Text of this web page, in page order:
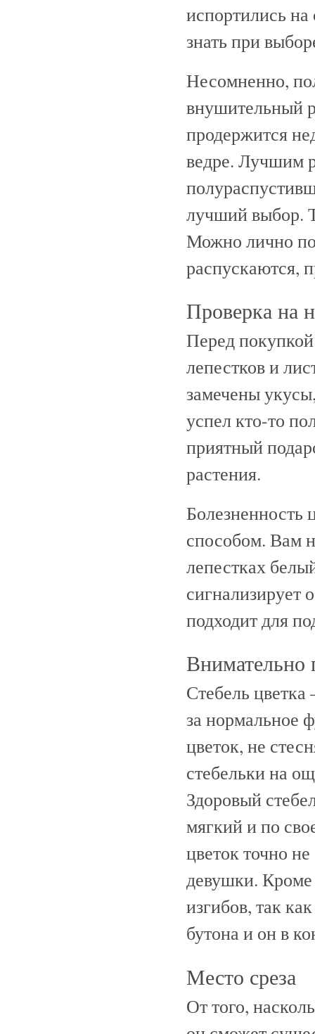
испортились
знать при
Несомненно,
внушительный
продержится
ведре. Лучшим
лучший выбор.
Можно лично
распускаются,
Проверка на
Перед
лепестков и
замечены
успел кто-то
приятный
растения.
Болезненность
способом. Вам
лепестках
сигнализирует
подходит для
Внимательно
Стебель
за нормальное
цветок, не
стебельки на
Здоровый
мягкий и по
цветок точно
девушки. Кроме
изгибов, так
бутона и он в
Место среза
От того,